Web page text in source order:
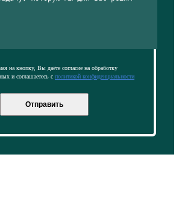
на кнопку, Вы даёте согласие на обработку
и соглашаетесь с политикой конфиденциальности
Отправить